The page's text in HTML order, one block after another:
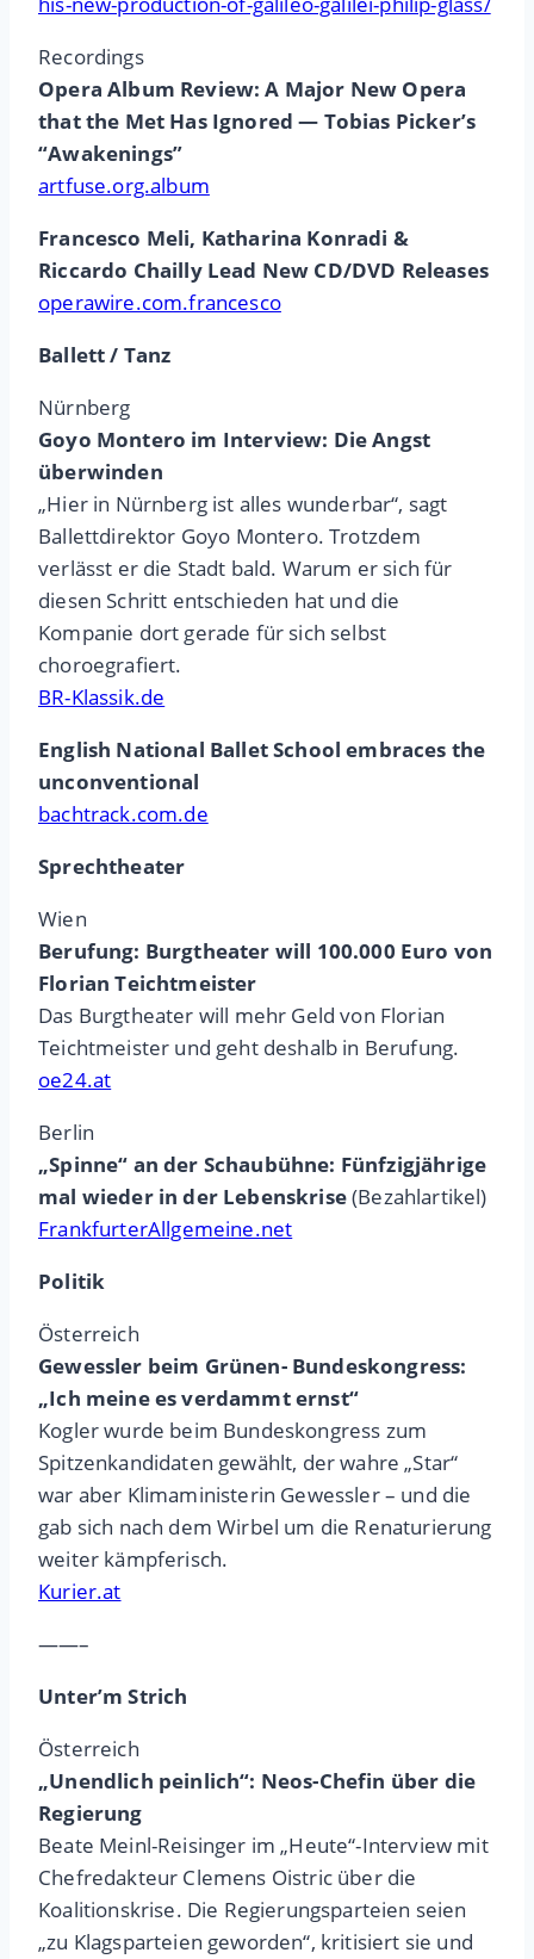
Recordings
Opera Album Review: A Major New Opera
that the Met Has Ignored — Tobias Picker’s
“Awakenings”
artfuse.org.album
Francesco Meli, Katharina Konradi &
Riccardo Chailly Lead New CD/DVD Releases
operawire.com.francesco
Ballett / Tanz
Nürnberg
Goyo Montero im Interview: Die Angst
überwinden
„Hier in Nürnberg ist alles wunderbar“, sagt
Ballettdirektor Goyo Montero. Trotzdem
verlässt er die Stadt bald. Warum er sich für
diesen Schritt entschieden hat und die
Kompanie dort gerade für sich selbst
choroegrafiert.
BR-Klassik.de
English National Ballet School embraces the
unconventional
bachtrack.com.de
Sprechtheater
Wien
Berufung: Burgtheater will 100.000 Euro von
Florian Teichtmeister
Das Burgtheater will mehr Geld von Florian
Teichtmeister und geht deshalb in Berufung.
oe24.at
Berlin
„Spinne“ an der Schaubühne: Fünfzigjährige
mal wieder in der Lebenskrise(Bezahlartikel)
FrankfurterAllgemeine.net
Politik
Österreich
Gewessler beim Grünen- Bundeskongress:
„Ich meine es verdammt ernst“
Kogler wurde beim Bundeskongress zum
Spitzenkandidaten gewählt, der wahre „Star“
war aber Klimaministerin Gewessler – und die
gab sich nach dem Wirbel um die Renaturierung
weiter kämpferisch.
Kurier.at
——–
Unter’m Strich
Österreich
„Unendlich peinlich“: Neos-Chefin über die
Regierung
Beate Meinl-Reisinger im „Heute“-Interview mit
Chefredakteur Clemens Oistric über die
Koalitionskrise. Die Regierungsparteien seien
„zu Klagsparteien geworden“, kritisiert sie und